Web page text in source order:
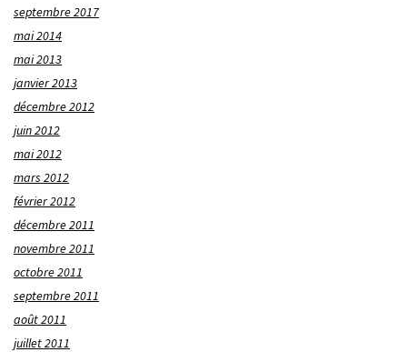
septembre 2017
mai 2014
mai 2013
janvier 2013
décembre 2012
juin 2012
mai 2012
mars 2012
février 2012
décembre 2011
novembre 2011
octobre 2011
septembre 2011
août 2011
juillet 2011